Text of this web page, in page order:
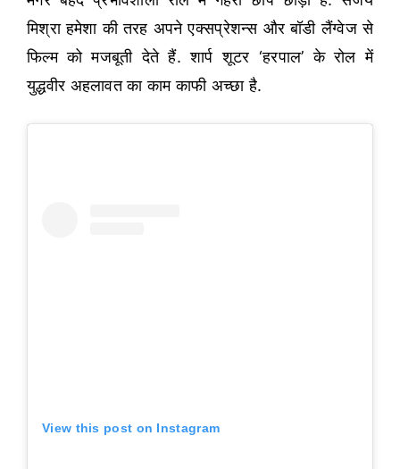
मिश्रा हमेशा की तरह अपने एक्सप्रेशन्स और बॉडी लैंग्वेज से
फिल्म को मजबूती देते हैं. शार्प शूटर ‘हरपाल’ के रोल में
युद्धवीर अहलावत का काम काफी अच्छा है.
View this post on Instagram